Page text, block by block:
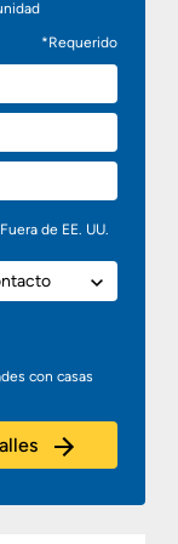
*Requerido
Fuera de EE. UU.
con casas